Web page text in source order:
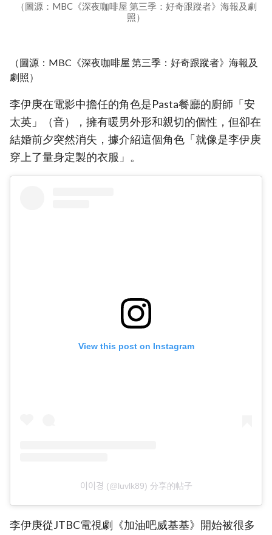
（圖源：MBC《深夜咖啡屋 第三季：好奇跟蹤者》海報及劇
照）
（圖源：MBC《深夜咖啡屋 第三季：好奇跟蹤者》海報及
劇照）
李伊庚在電影中擔任的角色是Pasta餐廳的廚師「安
太英」（音），擁有暖男外形和親切的個性，但卻在
結婚前夕突然消失，據介紹這個角色「就像是李伊庚
穿上了量身定製的衣服」。
View this post on Instagram
이이경 (@luvlk89) 分享的帖子
李伊庚從JTBC電視劇《加油吧威基基》開始被很多